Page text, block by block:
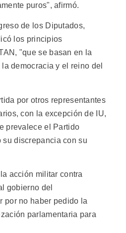
puros", afirmó.
de los Diputados,
los principios
"que se basan en la
democracia y el reino del
por otros representantes
con la excepción de IU,
prevalece el Partido
su discrepancia con su
acción militar contra
gobierno del
por no haber pedido la
parlamentaria para